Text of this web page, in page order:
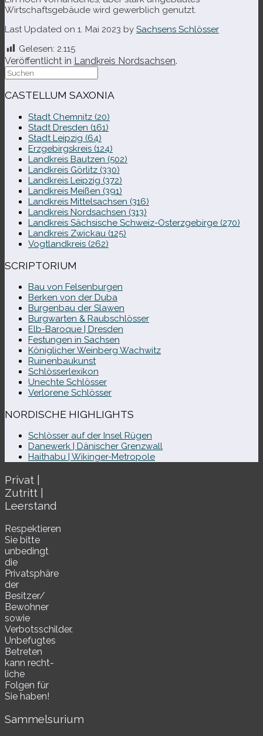
Wirtschaftsgebäude wird gewerb­lich genutzt.
Last Updated on 1. Mai 2023 by Sachsens Schlösser
Gelesen: 2.115
Veröffentlicht in Landkreis Nordsachsen.
Suche
nach:
CASTELLUM SAXONIA
Stadt Chemnitz (20)
Stadt Dresden (161)
Stadt Leipzig (64)
Erzgebirgskreis (124)
Landkreis Bautzen (502)
Landkreis Görlitz (330)
Landkreis Leipzig (372)
Landkreis Meißen (391)
Landkreis Mittelsachsen (316)
Landkreis Nordsachsen (313)
Landkreis Sächsische Schweiz-​Osterzgebirge (270)
Landkreis Zwickau (125)
Vogtlandkreis (262)
SCRIPTORIUM
Bau von Felsenburgen
Berken von der Duba
Burgenbau der Slawen
Burgwarten & Raubschlösser
Elb-​Baroque | Dresden
Festungen in Sachsen
Königlicher Weinberg Wachwitz
Ruinenbaukunst
Schlösserlexikon
Unechte Schlösser
Verlorene Schlösser
NORDISCHE HIGHLIGHTS
Schlösser auf der Insel Rügen
Danewerk | Dänischer Grenzwall
Haithabu | Wikinger-Metropole
Privat |
Zutritt |
Leerstand
Respektieren
Sie bitte
unbe­dingt
die
Privatsphäre
der
Besitzer/​
Bewohner
sowie
Verbotsschilder.
Unbefugtes
Betreten
kann recht­
li­che
Folgen für
Sie haben!
Sammelsurium